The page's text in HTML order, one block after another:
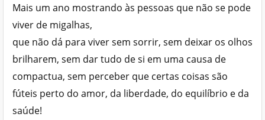
Mais um ano mostrando às pessoas que não se pode
viver de migalhas,
que não dá para viver sem sorrir, sem deixar os olhos
brilharem, sem dar tudo de si em uma causa de
compactua, sem perceber que certas coisas são
fúteis perto do amor, da liberdade, do equilíbrio e da
saúde!